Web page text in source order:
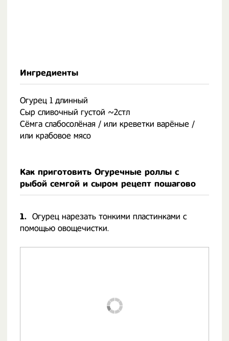
Ингредиенты
Огурец 1 длинный
Сыр сливочный густой ~2стл
Сёмга слабосолёная / или креветки варёные /
или крабовое мясо
Как приготовить Огуречные роллы с
рыбой семгой и сыром рецепт пошагово
1. Огурец нарезать тонкими пластинками с
помощью овощечистки.